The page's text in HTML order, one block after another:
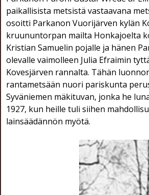
paikallisista metsistä vastaavana
osoitti Parkanon Vuorijärven kylän
kruununtorpan mailta Honkajoelta
Kristian Samuelin pojalle ja hänen
olevalle vaimolleen Julia Efraimin
Kovesjärven rannalta. Tähän
rantametsään nuori pariskunta
Syväniemen mäkituvan, jonka he
1927, kun heille tuli siihen
lainsäädännön myötä.